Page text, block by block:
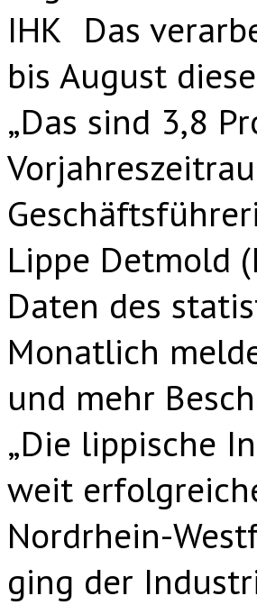
Das
bis August
„Das sind 3,8
Lippe Detmold
Daten des
Monatlich
und mehr
„Die lippische
weit
Nordrhein-
ging der